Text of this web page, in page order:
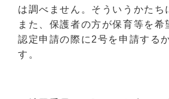
は調べません。そういうかたち
また、保護者の方が保育等を希
認定申請の際に2号を申請する
す。